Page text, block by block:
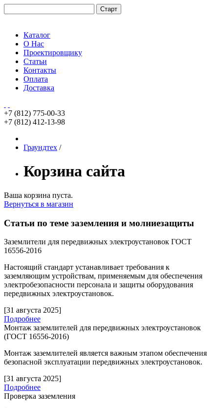
Каталог
О Нас
Проектировщику
Статьи
Контакты
Оплата
Доставка
+7 (812) 775-00-33
+7 (812) 412-13-98
Граундтех /
Корзина сайта
Ваша корзина пуста.
Вернуться в магазин
Статьи по теме заземления и молниезащиты
Заземлители для передвижных электроустановок ГОСТ
16556-2016
Настоящий стандарт устанавливает требования к
заземляющим устройствам, применяемым для обеспечения
электробезопасности персонала и защиты оборудования
передвижных электроустановок.
[31 августа 2025]
Подробнее
Монтаж заземлителей для передвижных электроустановок
(ГОСТ 16556-2016)
Монтаж заземлителей является важным этапом обеспечения
безопасной эксплуатации передвижных электроустановок.
[31 августа 2025]
Подробнее
Проверка заземления